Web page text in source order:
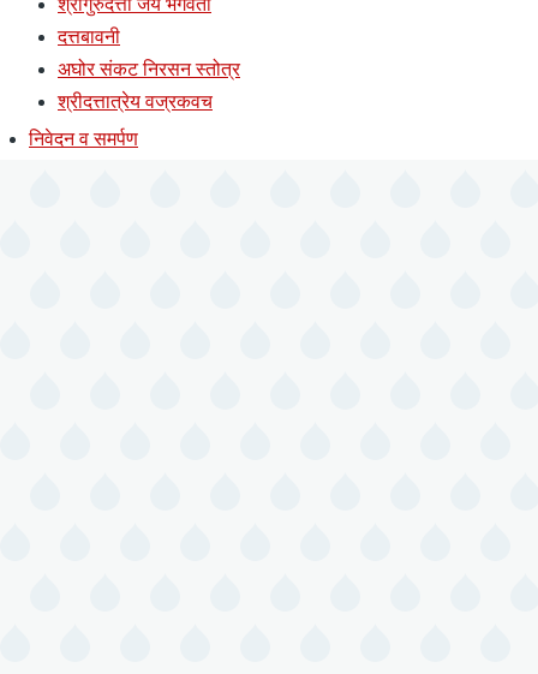
दत्तबावनी
अघोर संकट निरसन स्तोत्र
श्रीदत्तात्रेय वज्रकवच
निवेदन व समर्पण